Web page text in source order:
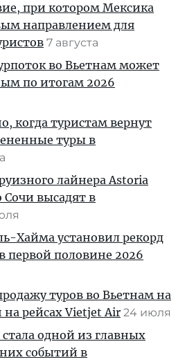
при котором Мексика
направлением для
7 августа
во Вьетнам может
по итогам 2026
когда туристам вернут
туры в
лайнера Astoria
Сочи высадят в
Хайма установил рекорд
первой половине 2026
туров во Вьетнам на
рейсах Vietjet Air 24 июля
одной из главных
событий в